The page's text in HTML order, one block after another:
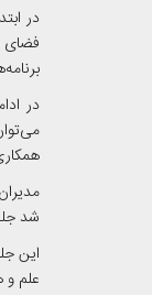
در
فضای
در
شد
این
علم